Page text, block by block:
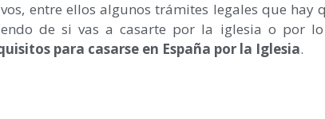
entre ellos algunos trámites legales que hay
de si vas a casarte por la iglesia o por
para casarse en España por la Iglesia.